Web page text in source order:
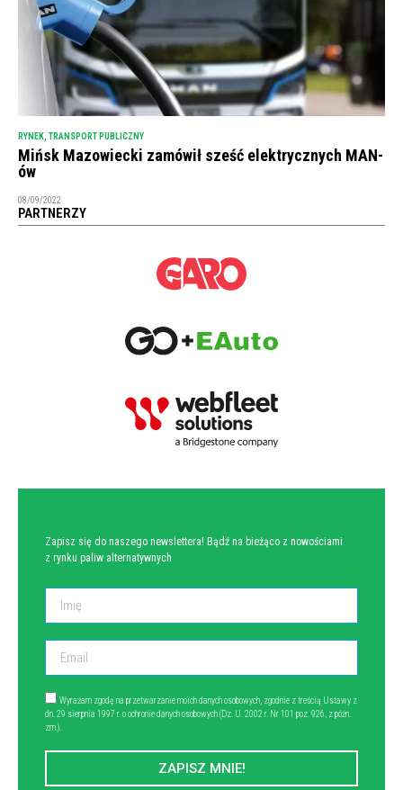
RYNEK TRANSPORT PUBLICZNY
Mińsk Mazowiecki zamówił sześć elektrycznych MAN-
ów
08/09/2022
PARTNERZY
Zapisz się do naszego newslettera! Bądź na bieżąco z nowościami
z rynku paliw alternatywnych
Wyrażam zgodę na przetwarzanie moich danych osobowych, zgodnie z treścią Ustawy z
dn. 29 sierpnia 1997 r. o ochronie danych osobowych (Dz. U. 2002 r. Nr 101 poz. 926, z późn.
zm.).
ZAPISZ MNIE!